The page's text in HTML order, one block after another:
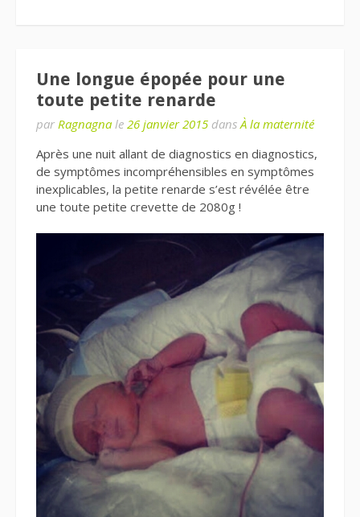
Une longue épopée pour une
toute petite renarde
par Ragnagna le 26 janvier 2015 dans À la maternité
Après une nuit allant de diagnostics en diagnostics,
de symptômes incompréhensibles en symptômes
inexplicables, la petite renarde s’est révélée être
une toute petite crevette de 2080g !